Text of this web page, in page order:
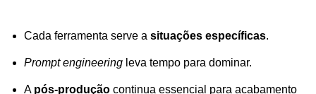
Cada ferramenta serve a situações específicas.
Prompt engineering leva tempo para dominar.
A pós-produção continua essencial para acabamento